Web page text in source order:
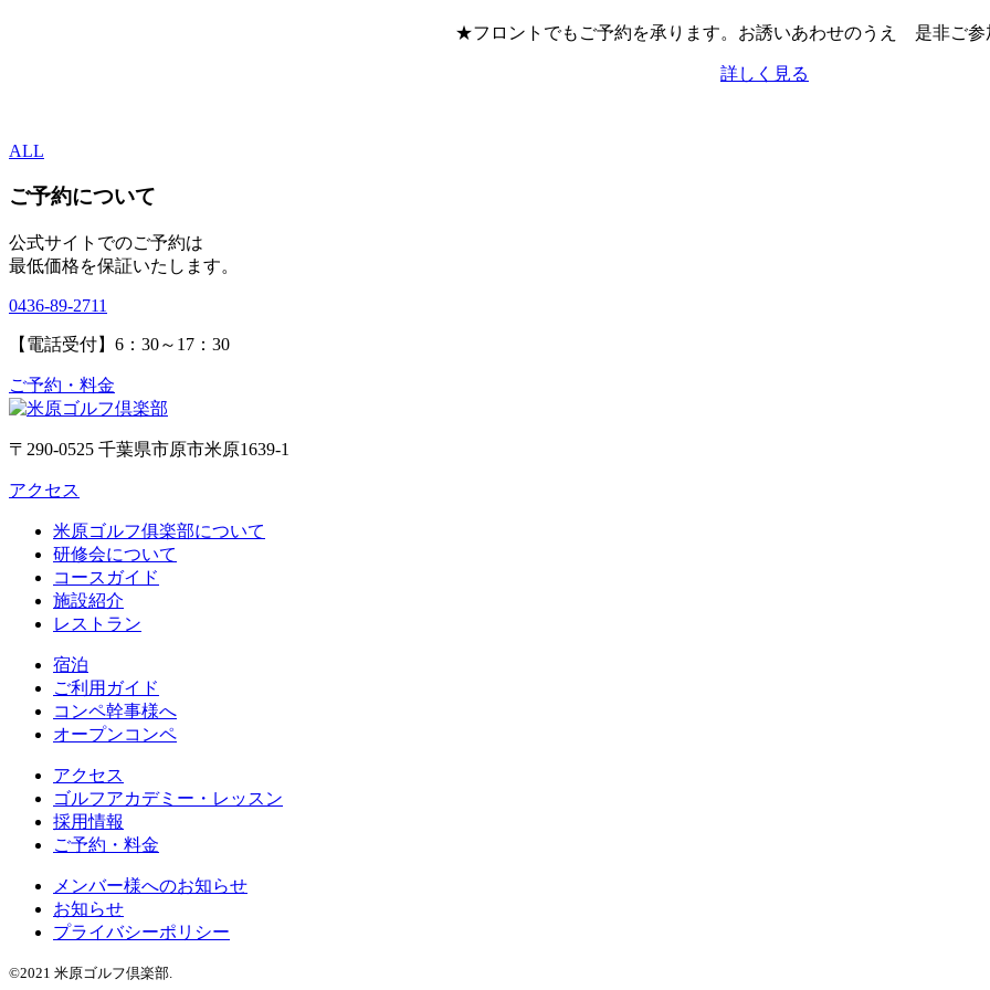
★フロントでもご予約を承ります。お誘いあわせのうえ 是非ご参
詳しく見る
ALL
ご予約について
公式サイトでのご予約は
最低価格を保証いたします。
0436-89-2711
【電話受付】6：30～17：30
ご予約・料金
〒290-0525 千葉県市原市米原1639-1
アクセス
米原ゴルフ俱楽部について
研修会について
コースガイド
施設紹介
レストラン
宿泊
ご利用ガイド
コンペ幹事様へ
オープンコンペ
アクセス
ゴルフアカデミー・レッスン
採用情報
ご予約・料金
メンバー様へのお知らせ
お知らせ
プライバシーポリシー
©2021 米原ゴルフ倶楽部.